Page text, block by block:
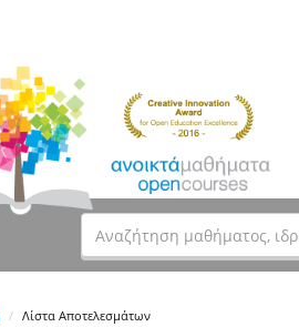
Λίστα Αποτελεσμάτων